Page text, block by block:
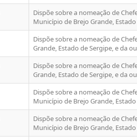
Dispõe sobre a nomeação de
Município de Brejo Grande,
Dispõe sobre a nomeação de
Grande, Estado de Sergipe, e da
Dispõe sobre a nomeação de
Grande, Estado de Sergipe, e da
Dispõe sobre a nomeação de
Município de Brejo Grande,
Dispõe sobre a nomeação de
Município de Brejo Grande,